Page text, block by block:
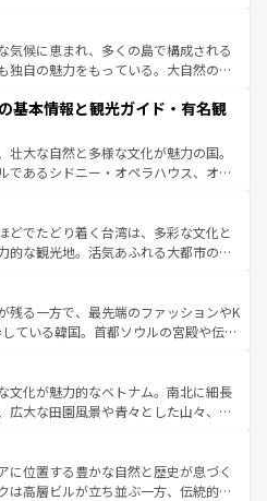
、観光、ショッピング、エンターテイ
刺激的なスポットだ。一方、アメリカ
がり、グランドキャニオンやイエロー
ズでは、音楽と美食が融合した独特の
はアメリカの各地域で異なる魅力を楽
様性と豊かな歴史を感じることができ
ードトリップや列車の旅も、アメリカ
気候に恵まれ、多くの島で構成される
独自の魅力をもっている。大自然の神
。また、定番の観光地といえばオアフ
を求めるならマウイ島やカウアイ島が
ドグリーンに輝く海をはじめ、豊かな
ている。「アロハスピリット」と呼ば
カルフードやハワイアンミュージッ
ンスなど、すべてがハワイの魅力を彩
びに新しい発見と感動が待っているハ
基本情報と観光ガイド・有名観
壮大な自然と多様な文化が魅力の国。
であるシドニー・オペラハウス、オー
央部にそびえるウルル（エアーズロッ
美しい原生林やケアンズの熱帯雨林な
さん。また、カフェやワイン、オージ
ィも充実しており、サーフィンやダイ
など、アウトドア好きにはたまらな
の多彩な魅力を存分に味わいつくそ
どでたどり着く台湾は、多彩な文化と
的な観光地。活気あふれる大都市の台
地帯である台湾東部など、都市の喧騒
存しており、訪れる人に新しい発見と
れる。また、奥深い台湾の食文化も魅
スイーツなど、バラエティ豊かな料理
る。 なお、新着の台湾情報は コンテンツ一覧を参
残る一方で、最先端のファッションやK
ている韓国。首都ソウルの宮殿や伝統
せば四季折々の自然美を楽しむことが
ムチや焼肉、絶品のストリートフード
国料理が待っている。夜には、韓国な
ら、韓国の多彩な魅力を心ゆくまで味
わってみてほしい。 なお、新着の韓国情報はコンテンツ一
。
文化が魅力的なベトナム。南北に細長
広大な田園風景や青々とした山々、世
統が息づく。ハノイの古い町並みやホ
ス統治時代の建物も、独特の雰囲気を
た、バラエティの豊かさとおいしさで
に位置する豊かな自然と歴史が息づく
は高層ビルが立ち並ぶ一方、伝統的な